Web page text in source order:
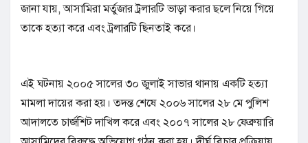
জানা যায়, আসামিরা মর্তুজার ট্রলারটি ভাড়া করার ছলে নিয়ে গিয়ে
তাকে হত্যা করে এবং ট্রলারটি ছিনতাই করে।
​এই ঘটনায় ২০০৫ সালের ৩০ জুলাই সাভার থানায় একটি হত্যা
মামলা দায়ের করা হয়। তদন্ত শেষে ২০০৬ সালের ২৮ মে পুলিশ
আদালতে চার্জশিট দাখিল করে এবং ২০০৭ সালের ২৮ ফেব্রুয়ারি